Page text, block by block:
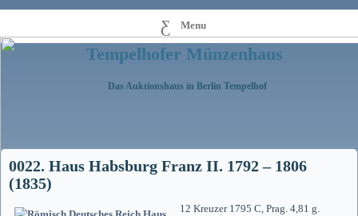
Menu
Tempelhofer Münzenhaus
Das Auktionshaus in Berlin Tempelhof
0022. Haus Habsburg Franz II. 1792 – 1806
(1835)
12 Kreuzer 1795 C, Prag. 4,81 g.